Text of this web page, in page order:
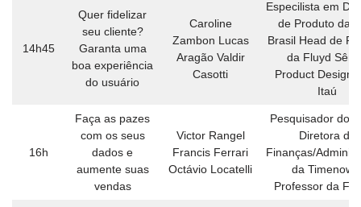
14h45
Quer fidelizar
seu cliente?
Garanta uma
boa experiência
do usuário
Caroline
Zambon Lucas
Aragão Valdir
Casotti
Especilista em
de Produto da
Brasil Head de
da Fluyd
Product
Itaú
16h
Faça as pazes
com os seus
dados e
aumente suas
vendas
Victor Rangel
Francis Ferrari
Octávio Locatelli
Pesquisador do
Diretora de
Finanças/
da Timenow
Professor da